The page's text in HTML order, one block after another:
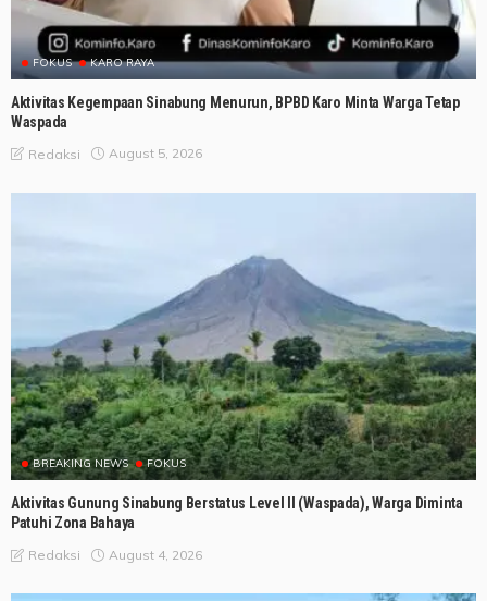
FOKUS KARO RAYA
Aktivitas Kegempaan Sinabung Menurun, BPBD Karo Minta Warga Tetap
Waspada
Redaksi August 5, 2026
BREAKING NEWS FOKUS
Aktivitas Gunung Sinabung Berstatus Level II (Waspada), Warga Diminta
Patuhi Zona Bahaya
Redaksi August 4, 2026